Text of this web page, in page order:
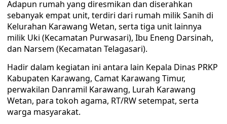
Adapun rumah yang diresmikan dan diserahkan
sebanyak empat unit, terdiri dari rumah milik Sanih di
Kelurahan Karawang Wetan, serta tiga unit lainnya
milik Uki (Kecamatan Purwasari), Ibu Eneng Darsinah,
dan Narsem (Kecamatan Telagasari).
Hadir dalam kegiatan ini antara lain Kepala Dinas PRKP
Kabupaten Karawang, Camat Karawang Timur,
perwakilan Danramil Karawang, Lurah Karawang
Wetan, para tokoh agama, RT/RW setempat, serta
warga masyarakat.